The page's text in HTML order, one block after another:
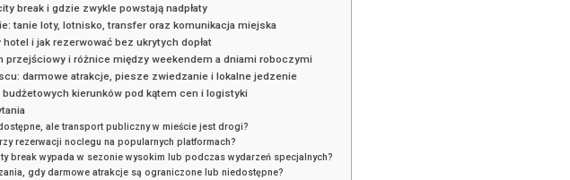
break i gdzie zwykle powstają nadpłaty
tanie loty, lotnisko, transfer oraz komunikacja miejska
i jak rezerwować bez ukrytych dopłat
przejściowy i różnice między weekendem a dniami roboczymi
darmowe atrakcje, piesze zwiedzanie i lokalne jedzenie
kierunków pod kątem cen i logistyki
ale transport publiczny w mieście jest drogi?
rezerwacji noclegu na popularnych platformach?
break wypada w sezonie wysokim lub podczas wydarzeń specjalnych?
gdy darmowe atrakcje są ograniczone lub niedostępne?